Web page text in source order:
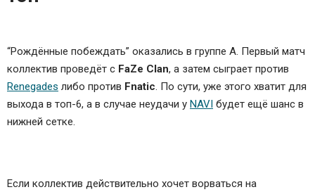
“Рождённые побеждать” оказались в группе А. Первый матч
коллектив проведёт с FaZe Clan, а затем сыграет против
Renegades либо против Fnatic. По сути, уже этого хватит для
выхода в топ-6, а в случае неудачи у NAVI будет ещё шанс в
нижней сетке.
Если коллектив действительно хочет ворваться на